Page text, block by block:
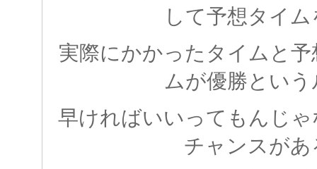
して予想タイ
実際にかかったタイムと
ムが優勝とい
早ければいいってもんじ
チャンスがあ